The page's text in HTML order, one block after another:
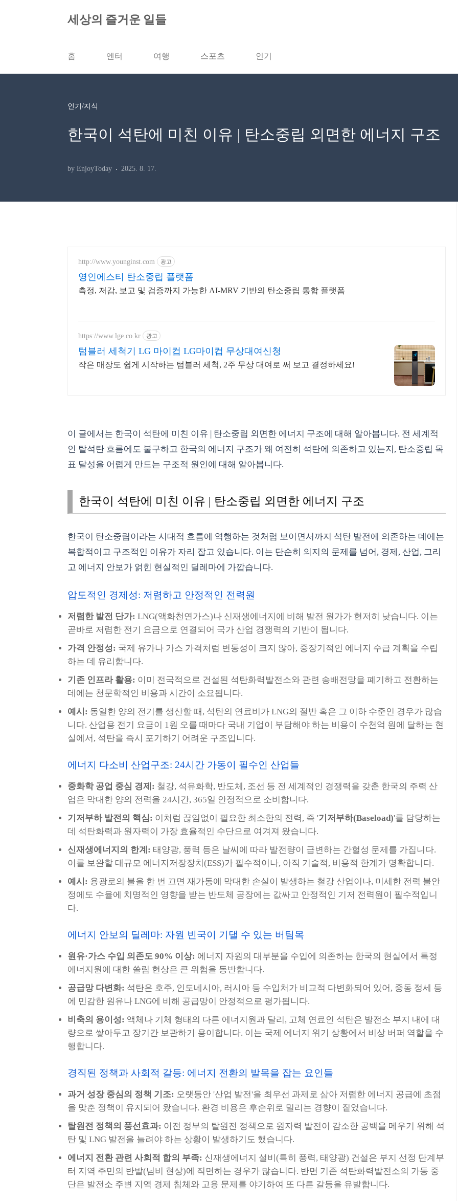
세상의 즐거운 일들
홈 엔터 여행 스포츠 인기
인기/지식
한국이 석탄에 미친 이유 | 탄소중립 외면한 에너지 구조
by EnjoyToday 2025. 8. 17.
http://www.younginst.com 광고
영인에스티 탄소중립 플랫폼
측정, 저감, 보고 및 검증까지 가능한 AI-MRV 기반의 탄소중립 통합 플랫폼
https://www.lge.co.kr 광고
텀블러 세척기 LG 마이컵 LG마이컵 무상대여신청
작은 매장도 쉽게 시작하는 텀블러 세척, 2주 무상 대여로 써 보고 결정하세요!
이 글에서는 한국이 석탄에 미친 이유 | 탄소중립 외면한 에너지 구조에 대해 알아봅니다. 전 세계적
인 탈석탄 흐름에도 불구하고 한국의 에너지 구조가 왜 여전히 석탄에 의존하고 있는지, 탄소중립 목
표 달성을 어렵게 만드는 구조적 원인에 대해 알아봅니다.
한국이 석탄에 미친 이유 | 탄소중립 외면한 에너지 구조
한국이 탄소중립이라는 시대적 흐름에 역행하는 것처럼 보이면서까지 석탄 발전에 의존하는 데에는
복합적이고 구조적인 이유가 자리 잡고 있습니다. 이는 단순히 의지의 문제를 넘어, 경제, 산업, 그리
고 에너지 안보가 얽힌 현실적인 딜레마에 가깝습니다.
압도적인 경제성: 저렴하고 안정적인 전력원
저렴한 발전 단가: LNG(액화천연가스)나 신재생에너지에 비해 발전 원가가 현저히 낮습니다. 이는
곧바로 저렴한 전기 요금으로 연결되어 국가 산업 경쟁력의 기반이 됩니다.
가격 안정성: 국제 유가나 가스 가격처럼 변동성이 크지 않아, 중장기적인 에너지 수급 계획을 수립
하는 데 유리합니다.
기존 인프라 활용: 이미 전국적으로 건설된 석탄화력발전소와 관련 송배전망을 폐기하고 전환하는
데에는 천문학적인 비용과 시간이 소요됩니다.
예시: 동일한 양의 전기를 생산할 때, 석탄의 연료비가 LNG의 절반 혹은 그 이하 수준인 경우가 많습
니다. 산업용 전기 요금이 1원 오를 때마다 국내 기업이 부담해야 하는 비용이 수천억 원에 달하는 현
실에서, 석탄을 즉시 포기하기 어려운 구조입니다.
에너지 다소비 산업구조: 24시간 가동이 필수인 산업들
중화학 공업 중심 경제: 철강, 석유화학, 반도체, 조선 등 전 세계적인 경쟁력을 갖춘 한국의 주력 산
업은 막대한 양의 전력을 24시간, 365일 안정적으로 소비합니다.
기저부하 발전의 핵심: 이처럼 끊임없이 필요한 최소한의 전력, 즉 '기저부하(Baseload)'를 담당하는
데 석탄화력과 원자력이 가장 효율적인 수단으로 여겨져 왔습니다.
신재생에너지의 한계: 태양광, 풍력 등은 날씨에 따라 발전량이 급변하는 간헐성 문제를 가집니다.
이를 보완할 대규모 에너지저장장치(ESS)가 필수적이나, 아직 기술적, 비용적 한계가 명확합니다.
예시: 용광로의 불을 한 번 끄면 재가동에 막대한 손실이 발생하는 철강 산업이나, 미세한 전력 불안
정에도 수율에 치명적인 영향을 받는 반도체 공장에는 값싸고 안정적인 기저 전력원이 필수적입니
다.
에너지 안보의 딜레마: 자원 빈국이 기댈 수 있는 버팀목
원유·가스 수입 의존도 90% 이상: 에너지 자원의 대부분을 수입에 의존하는 한국의 현실에서 특정
에너지원에 대한 쏠림 현상은 큰 위험을 동반합니다.
공급망 다변화: 석탄은 호주, 인도네시아, 러시아 등 수입처가 비교적 다변화되어 있어, 중동 정세 등
에 민감한 원유나 LNG에 비해 공급망이 안정적으로 평가됩니다.
비축의 용이성: 액체나 기체 형태의 다른 에너지원과 달리, 고체 연료인 석탄은 발전소 부지 내에 대
량으로 쌓아두고 장기간 보관하기 용이합니다. 이는 국제 에너지 위기 상황에서 비상 버퍼 역할을 수
행합니다.
경직된 정책과 사회적 갈등: 에너지 전환의 발목을 잡는 요인들
과거 성장 중심의 정책 기조: 오랫동안 '산업 발전'을 최우선 과제로 삼아 저렴한 에너지 공급에 초점
을 맞춘 정책이 유지되어 왔습니다. 환경 비용은 후순위로 밀리는 경향이 짙었습니다.
탈원전 정책의 풍선효과: 이전 정부의 탈원전 정책으로 원자력 발전이 감소한 공백을 메우기 위해 석
탄 및 LNG 발전을 늘려야 하는 상황이 발생하기도 했습니다.
에너지 전환 관련 사회적 합의 부족: 신재생에너지 설비(특히 풍력, 태양광) 건설은 부지 선정 단계부
터 지역 주민의 반발(님비 현상)에 직면하는 경우가 많습니다. 반면 기존 석탄화력발전소의 가동 중
단은 발전소 주변 지역 경제 침체와 고용 문제를 야기하여 또 다른 갈등을 유발합니다.